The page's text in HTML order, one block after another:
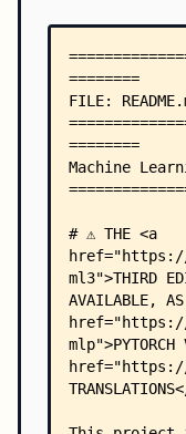
├──
│   ├──
│   │
│   ├──
│   │
│   └──
│
│
│   ├──
│   ├──
│   ├──
│   ├──
│   ├──
│   └──
└──
├──